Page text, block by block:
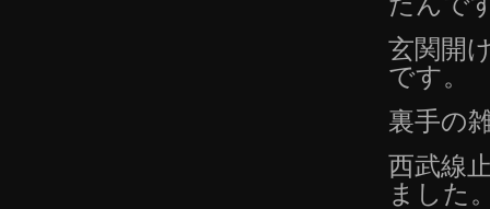
玄関開
です。
裏手の
西武線
ました